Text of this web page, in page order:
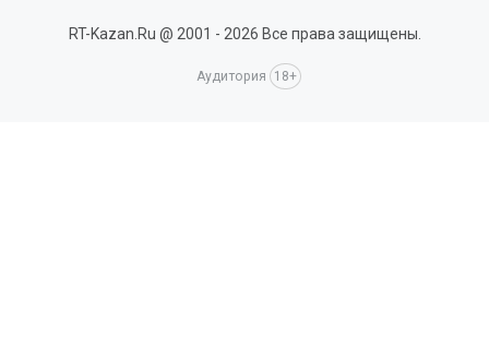
RT-Kazan.Ru @ 2001 - 2026 Все права защищены.
Аудитория 18+